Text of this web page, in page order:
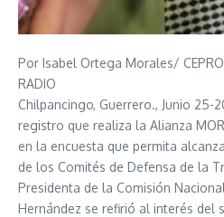
Por Isabel Ortega Morales/
RADIO
Chilpancingo, Guerrero., Junio 25-
registro que realiza la Alianza
en la encuesta que permita
de los Comités de Defensa de la
Presidenta de la Comisión
Hernández se refirió al interés del